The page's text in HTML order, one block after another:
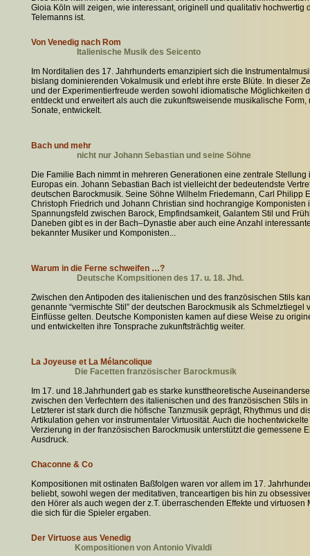
Gioia Köln will zeigen, wie interessant, originell und qualitativ hochwertig
Telemanns ist.
Von Venedig nach Rom
Italienische Musik des Seicento
Im Norditalien des 17. Jahrhunderts emanzipiert sich die
bislang dominierenden Vokalmusik und erlebt ihre erste Blüte. In dieser
und der Experimentierfreude werden sowohl idiomatische Möglichkeiten
entdeckt und erweitert als auch die zukunftsweisende musikalische Form,
Sonate, entwickelt.
Bach und mehr
nicht nur Johann Sebastian und seine Söhne
Die Familie Bach nimmt in mehreren Generationen eine zentrale Stellung
Europas ein. Johann Sebastian Bach ist vielleicht der bedeutendste
deutschen Barockmusik. Seine Söhne Wilhelm Friedemann, Carl Philipp
Christoph Friedrich und Johann Christian sind hochrangige Komponisten
Spannungsfeld zwischen Barock, Empfindsamkeit, Galantem Stil und
Daneben gibt es in der Bach–Dynastie aber auch eine Anzahl
bekannter Musiker und Komponisten...
Warum in die Ferne schweifen …?
Deutsche Kompsitionen des 17. u. 18. Jhd.
Zwischen den Antipoden des italienischen und des französischen Stils
genannte “vermischte Stil” der deutschen Barockmusik als Schmelztiegel
Einflüsse gelten. Deutsche Komponisten kamen auf diese Weise zu
und entwickelten ihre Tonsprache zukunftsträchtig weiter.
La Joyeuse et La Mélancolique
Die Facetten französischer Barockmusik
Im 17. und 18.Jahrhundert gab es starke kunsttheoretische
zwischen den Verfechtern des italienischen und des französischen Stils in
Letzterer ist stark durch die höfische Tanzmusik geprägt, Rhythmus und
Artikulation gehen vor instrumentaler Virtuosität. Auch die
Verzierung in der französischen Barockmusik unterstützt die gemessene
Ausdruck.
Chaconne & Co
Kompositionen mit ostinaten Baßfolgen waren vor allem im 17.
beliebt, sowohl wegen der meditativen, tranceartigen bis hin zu
den Hörer als auch wegen der z.T. überraschenden Effekte und virtuosen
die sich für die Spieler ergaben.
Der Virtuose aus Venedig
Kompositionen von Antonio Vivaldi